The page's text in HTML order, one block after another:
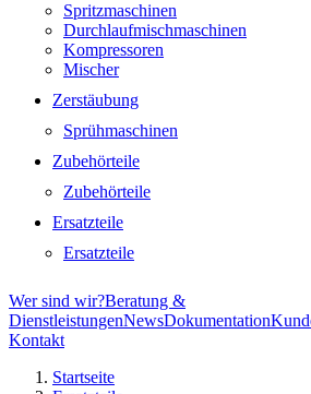
Spritzmaschinen
Durchlaufmischmaschinen
Kompressoren
Mischer
Zerstäubung
Sprühmaschinen
Zubehörteile
Zubehörteile
Ersatzteile
Ersatzteile
Wer sind wir?Beratung &
DienstleistungenNewsDokumentation
Kontakt
Startseite